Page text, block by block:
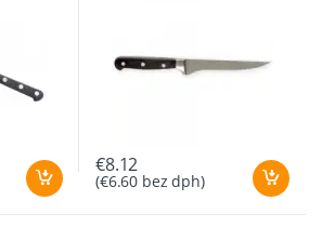
€8.12
(€6.60 bez dph)